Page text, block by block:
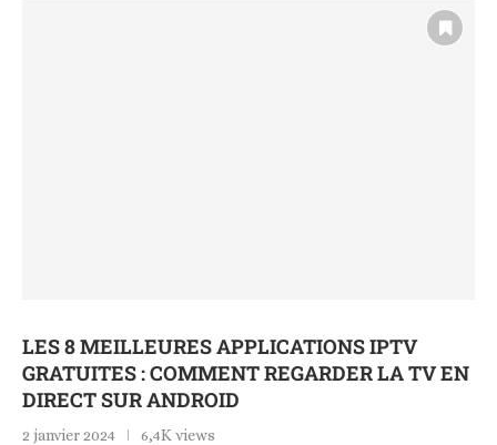
LES 8 MEILLEURES APPLICATIONS IPTV
GRATUITES : COMMENT REGARDER LA TV EN
DIRECT SUR ANDROID
2 janvier 2024 6,4K views